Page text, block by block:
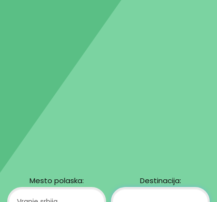
Mesto polaska: Destinacija: